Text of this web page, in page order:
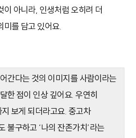
이 아니라, 인생처럼 오히려 더
미를 담고 있어요.
간다는 것의 이미지를 사람이라는
한 점이 인상 깊어요. 우연히
보게 되더라고요. 중고차
불구하고 ‘나의 잔존가치’라는